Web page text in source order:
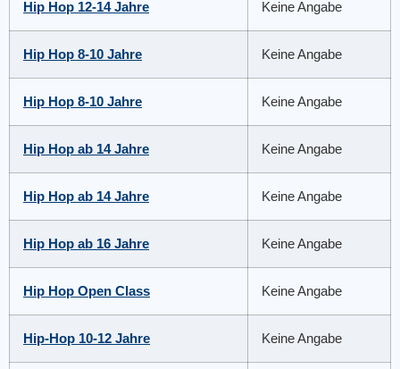
Hip Hop 12-14 Jahre Keine Angabe
Hip Hop 8-10 Jahre Keine Angabe
Hip Hop 8-10 Jahre Keine Angabe
Hip Hop ab 14 Jahre Keine Angabe
Hip Hop ab 14 Jahre Keine Angabe
Hip Hop ab 16 Jahre Keine Angabe
Hip Hop Open Class Keine Angabe
Hip-Hop 10-12 Jahre Keine Angabe